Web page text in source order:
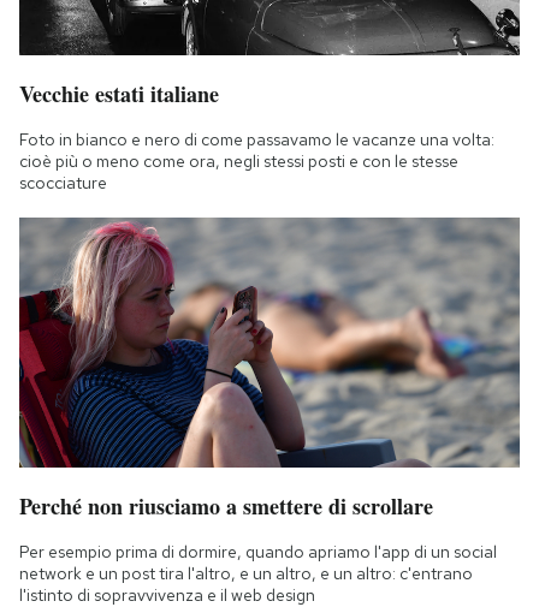
Vecchie estati italiane
Foto in bianco e nero di come passavamo le vacanze una volta:
cioè più o meno come ora, negli stessi posti e con le stesse
scocciature
Perché non riusciamo a smettere di scrollare
Per esempio prima di dormire, quando apriamo l'app di un social
network e un post tira l'altro, e un altro, e un altro: c'entrano
l'istinto di sopravvivenza e il web design